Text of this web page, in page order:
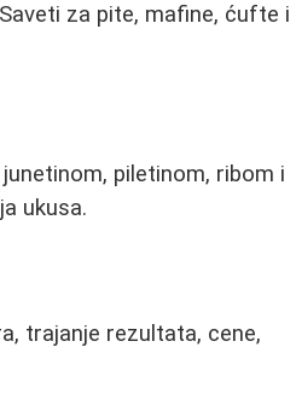
za pite, mafine, ćufte i
piletinom, ribom i
ukusa.
trajanje rezultata, cene,